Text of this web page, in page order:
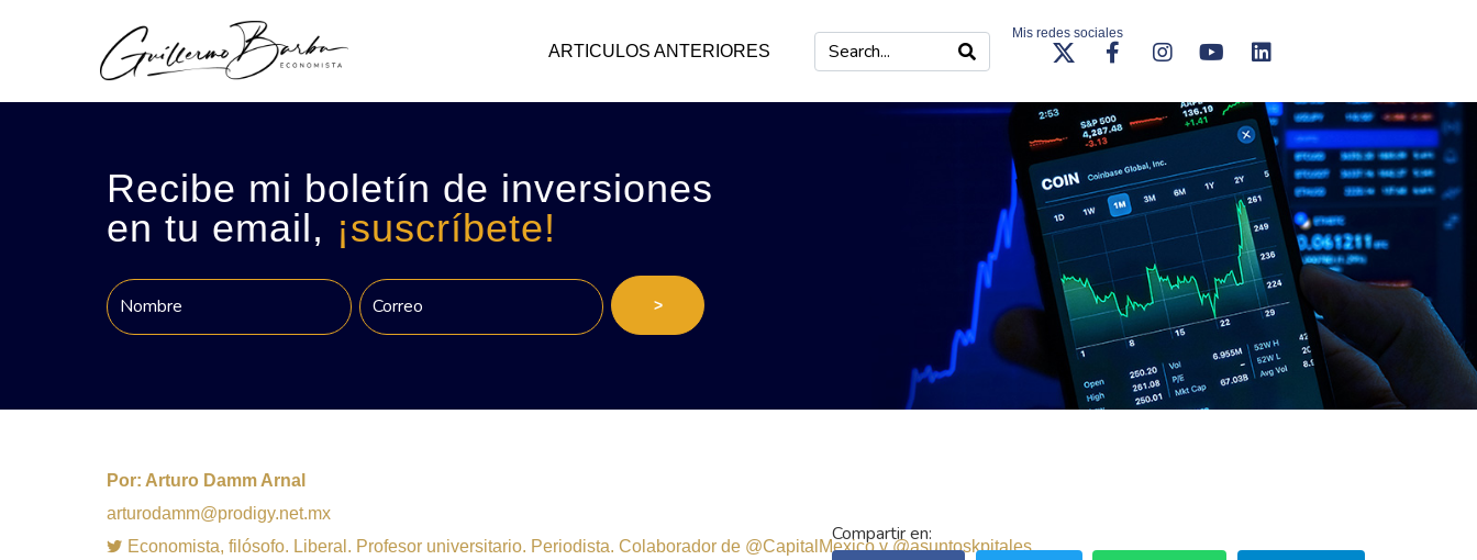
ARTICULOS ANTERIORES
Mis redes sociales
Recibe mi boletín de inversiones
en tu email, ¡suscríbete!
>
Por: Arturo Damm Arnal
arturodamm@prodigy.net.mx
Economista, filósofo. Liberal. Profesor universitario. Periodista. Colaborador de @CapitalMexico y @asuntoskpitales